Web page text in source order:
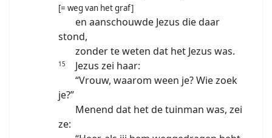
[= weg van het graf]
en aanschouwde Jezus die daar
stond,
zonder te weten dat het Jezus was.
15
Jezus zei haar:
“Vrouw, waarom ween je? Wie zoek
je?”
Menend dat het de tuinman was, zei
ze: